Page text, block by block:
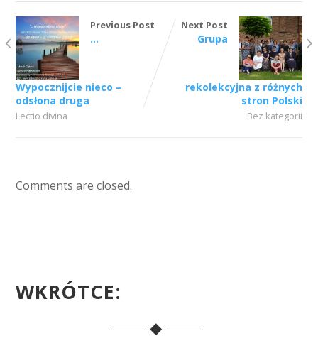
Previous Post
…
Wypocznijcie nieco –
odsłona druga
Lectio divina
Next Post
Grupa
rekolekcyjna z różnych
stron Polski
Bez kategorii
Comments are closed.
WKRÓTCE: